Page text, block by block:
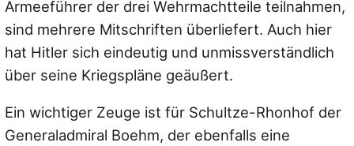
Armeeführer der drei Wehrmachtteile teilnahmen,
sind mehrere Mitschriften überliefert. Auch hier
hat Hitler sich eindeutig und unmissverständlich
über seine Kriegspläne geäußert.
Ein wichtiger Zeuge ist für Schultze-Rhonhof der
Generaladmiral Boehm, der ebenfalls eine